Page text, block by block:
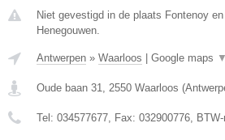
Niet gevestigd in de plaats Fontenoy
Henegouwen.
Antwerpen » Waarloos Google maps ▼
Oude baan 31 2550 Waarloos (
Tel: 034577677 , Fax: 032900776 ,